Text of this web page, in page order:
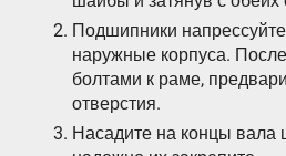
Подшипники
наружные корпуса.
болтами к раме,
отверстия.
Насадите на концы вала